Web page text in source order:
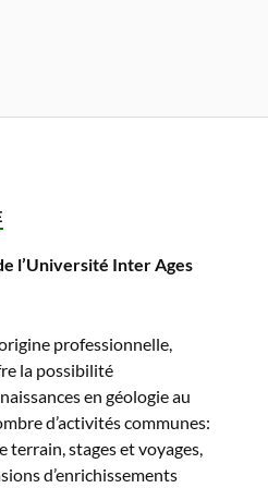
l’Université Inter Ages
professionnelle,
la possibilité
en géologie au
d’activités communes:
terrain, stages et voyages,
d’enrichissements